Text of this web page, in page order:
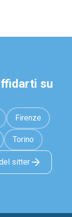
su
Firenze
Torino
sitter